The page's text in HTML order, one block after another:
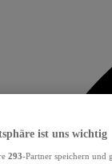
ist uns wichtig
293-Partner speichern und